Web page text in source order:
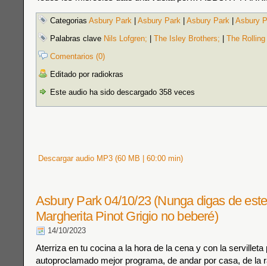
Categorias Asbury Park Asbury Park Asbury Park
Asbury
Palabras clave Nils Lofgren; The Isley Brothers;
The
Comentarios (0)
Editado por radiokras
Este audio ha sido descargado 358 veces
Descargar audio MP3 (60 MB | 60:00 min)
Asbury Park 04/10/23 (Nunga digas de
Margherita Pinot Grigio no beberé)
14/10/2023
Aterriza en tu cocina a la hora de la cena y con la servilleta
autoproclamado mejor programa, de andar por casa, de la